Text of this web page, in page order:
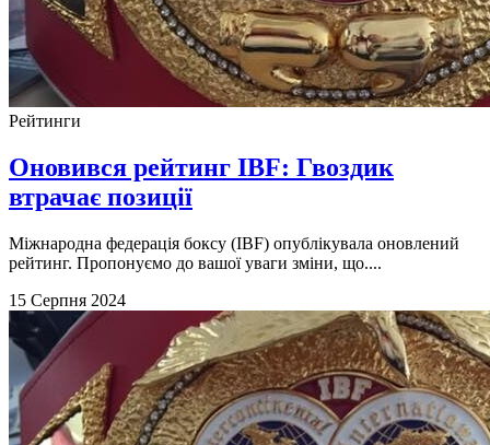
Рейтинги
Оновився рейтинг IBF: Гвоздик
втрачає позиції
Міжнародна федерація боксу (IBF) опублікувала оновлений
рейтинг. Пропонуємо до вашої уваги зміни, що....
15 Серпня 2024